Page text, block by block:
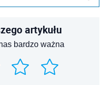
artykułu
bardzo ważna